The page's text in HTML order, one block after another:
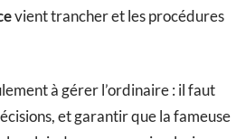
vient trancher et les procédures
à gérer l’ordinaire : il faut
et garantir que la fameuse